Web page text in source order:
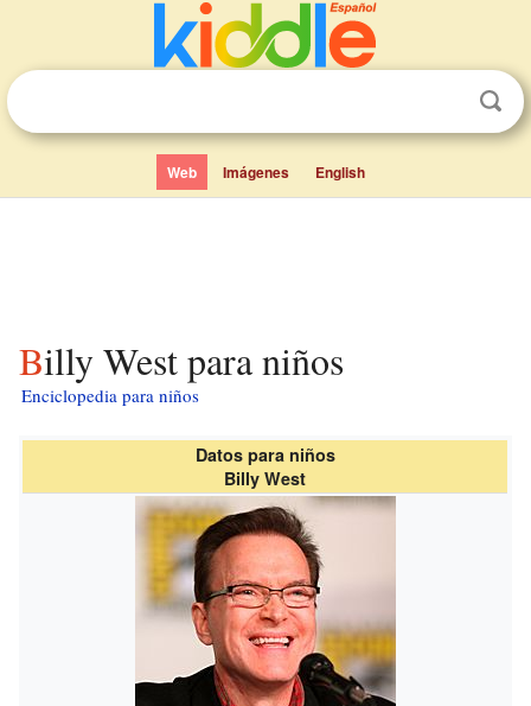
Web Imágenes English
Billy West para niños
Enciclopedia para niños
Datos para niños
Billy West